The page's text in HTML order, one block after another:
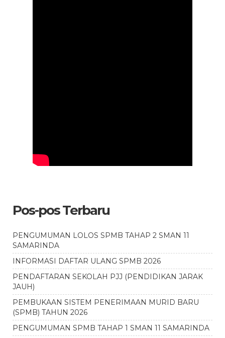
Pos-pos Terbaru
PENGUMUMAN LOLOS SPMB TAHAP 2 SMAN 11
SAMARINDA
INFORMASI DAFTAR ULANG SPMB 2026
PENDAFTARAN SEKOLAH PJJ (PENDIDIKAN JARAK
JAUH)
PEMBUKAAN SISTEM PENERIMAAN MURID BARU
(SPMB) TAHUN 2026
PENGUMUMAN SPMB TAHAP 1 SMAN 11 SAMARINDA